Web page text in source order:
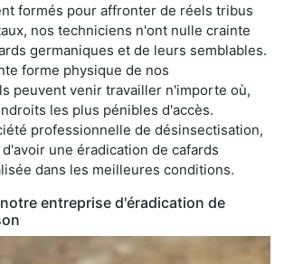
formés pour affronter de réels tribus
nos techniciens n'ont nulle crainte
germaniques et de leurs semblables.
forme physique de nos
peuvent venir travailler n'importe où,
les plus pénibles d'accès.
professionnelle de désinsectisation,
une éradication de cafards
dans les meilleures conditions.
entreprise d'éradication de